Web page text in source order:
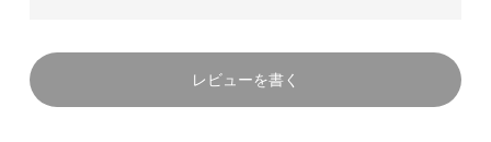
レビューを書く